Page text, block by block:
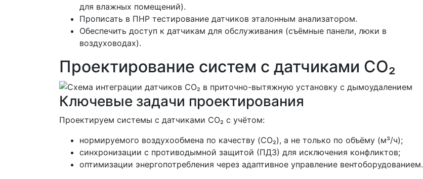
для влажных помещений).
Прописать в ПНР тестирование датчиков эталонным анализатором.
Обеспечить доступ к датчикам для обслуживания (съёмные панели, люки в
воздуховодах).
Проектирование систем с датчиками CO₂
Ключевые задачи проектирования
Проектируем системы с датчиками CO₂ с учётом:
нормируемого воздухообмена по качеству (CO₂), а не только по объёму (м³/ч);
синхронизации с противодымной защитой (ПДЗ) для исключения конфликтов;
оптимизации энергопотребления через адаптивное управление вентоборудованием.